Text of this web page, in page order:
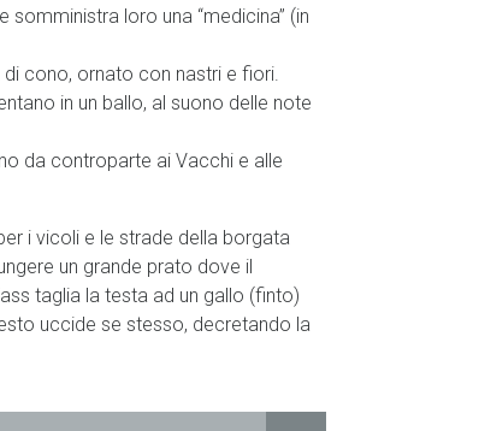
somministra loro una “medicina” (in
cono, ornato con nastri e fiori.
in un ballo, al suono delle note
da controparte ai Vacchi e alle
i vicoli e le strade della borgata
un grande prato dove il
taglia la testa ad un gallo (finto)
uccide se stesso, decretando la